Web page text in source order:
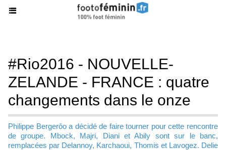
#Rio2016 - NOUVELLE-
ZELANDE - FRANCE : quatre
changements dans le onze
Philippe Bergerôo a décidé de faire tourner pour cette rencontre
de groupe. Mbock, Majri, Diani et Abily sont sur le banc,
remplacées par Delannoy, Karchaoui, Thomis et Lavogez. Delie